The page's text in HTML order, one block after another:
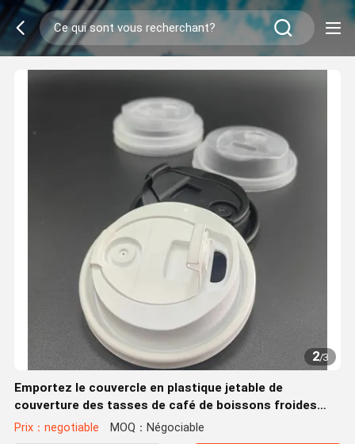
2/3
Emportez le couvercle en plastique jetable de
couverture des tasses de café de boissons froides
chaudes d'utilisation de couvercle de tasse de café
Prix：negotiable MOQ：Négociable